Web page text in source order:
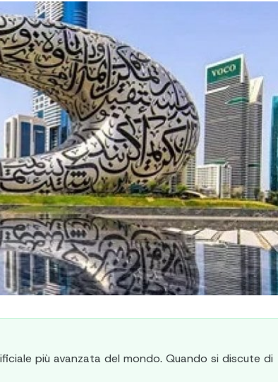
più avanzata del mondo. Quando si discute di